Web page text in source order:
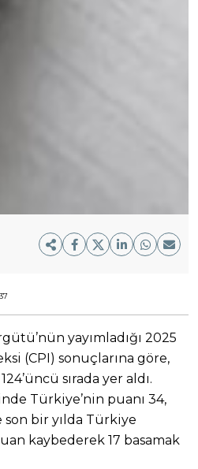
yayımladığı 2025
(CPI) sonuçlarına göre,
sırada yer aldı.
Türkiye’nin puanı 34,
son bir yılda Türkiye
kaybederek 17 basamak